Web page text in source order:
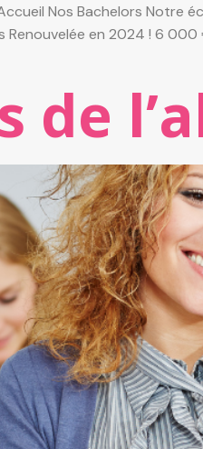
Nos Bachelors Notre
en 2024 ! 6
de